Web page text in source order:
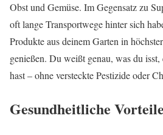
Obst und Gemüse. Im Gegensatz zu
oft lange Transportwege hinter sich
Produkte aus deinem Garten in
genießen. Du weißt genau, was du isst,
hast – ohne versteckte Pestizide oder
Gesundheitliche Vorteile